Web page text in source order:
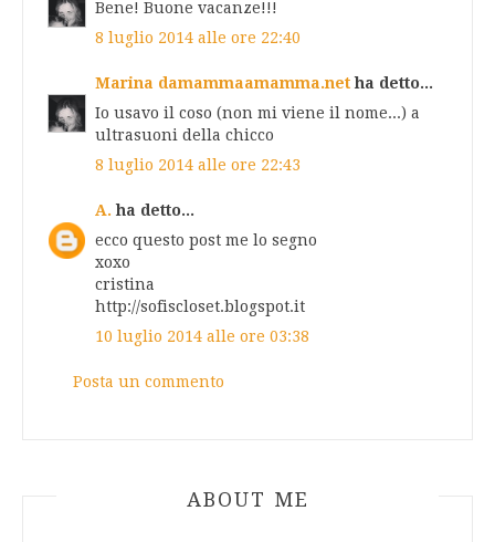
Bene! Buone vacanze!!!
8 luglio 2014 alle ore 22:40
Marina damammaamamma.netha detto...
Io usavo il coso (non mi viene il nome...) a
ultrasuoni della chicco
8 luglio 2014 alle ore 22:43
A. ha detto...
ecco questo post me lo segno
xoxo
cristina
http://sofiscloset.blogspot.it
10 luglio 2014 alle ore 03:38
Posta un commento
ABOUT AUTHOR
ABOUT ME